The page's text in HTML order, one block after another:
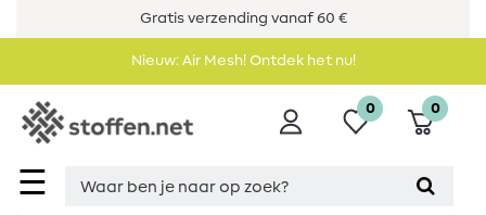
Gratis verzending vanaf 60 €
Nieuw: Air Mesh! Ontdek het nu!
☰
0 0